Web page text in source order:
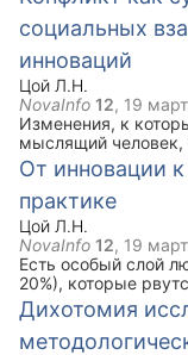
решения
стратегии в их
Запада и Востока
порождаемой
системой
роста теряет
социальных
инноваций
Цой Л.Н.
NovaInfo 12, 19
Изменения, к
мыслящий человек,
инновациями.
поток» (Н.И.
вынуждает
феномену.
современниками,
От инновации
практике
Цой Л.Н.
NovaInfo 12, 19
Есть особый слой
20%), которые
устраивает
что именно они
Дихотомия